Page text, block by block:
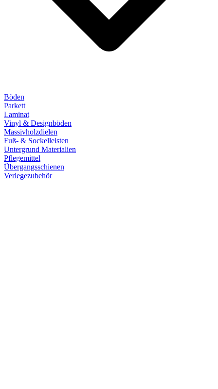
Böden
Parkett
Laminat
Vinyl & Designböden
Massivholzdielen
Fuß- & Sockelleisten
Untergrund Materialien
Pflegemittel
Übergangsschienen
Verlegezubehör